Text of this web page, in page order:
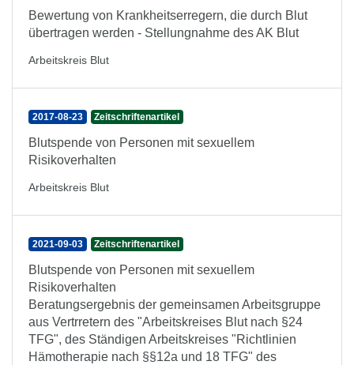
Bewertung von Krankheitserregern, die durch Blut
übertragen werden - Stellungnahme des AK Blut
Arbeitskreis Blut
2017-08-23 Zeitschriftenartikel
Blutspende von Personen mit sexuellem
Risikoverhalten
Arbeitskreis Blut
2021-09-03 Zeitschriftenartikel
Blutspende von Personen mit sexuellem
Risikoverhalten
Beratungsergebnis der gemeinsamen Arbeitsgruppe
aus Vertrretern des "Arbeitskreises Blut nach §24
TFG", des Ständigen Arbeitskreises "Richtlinien
Hämotherapie nach §§12a und 18 TFG" des